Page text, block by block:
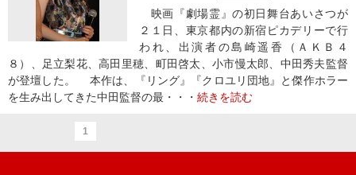
映画『劇場霊』の初日舞台あいさつが
２１日、東京都内の新宿ピカデリーで行
われ、出演者の島崎遥香（ＡＫＢ４
８）、足立梨花、高田里穂、町田啓太、小市慢太郎、中田秀夫監督
が登壇した。 本作は、『リング』『クロユリ団地』と傑作ホラー
を生み出してきた中田監督の最・・・ 続きを読む
1